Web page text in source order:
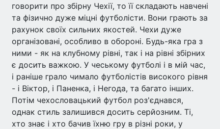
говорити про збірну Чехії, то її складають навчені
та фізично дуже міцні футболісти. Вони грають за
рахунок своїх сильних якостей. Чехи дуже
організовані, особливо в обороні. Будь-яка гра з
ними - як на клубному рівні, так і на рівні збірних
є досить важкою. У чеському футболі і в мій час,
і раніше грало чимало футболістів високого рівня
- і Віктор, і Паненка, і Негода, та багато інших.
Потім чехословацький футбол роз'єднався,
однак стиль залишився досить серйозним. Ті,
хто знає і хто бачив їхню гру в різні роки, у